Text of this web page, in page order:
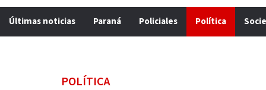
Últimas noticias Paraná Policiales Política
POLÍTICA